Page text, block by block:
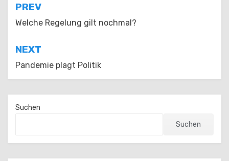
Beitragsnavigation
PREV
Welche Regelung gilt nochmal?
NEXT
Pandemie plagt Politik
Suchen
Suchen